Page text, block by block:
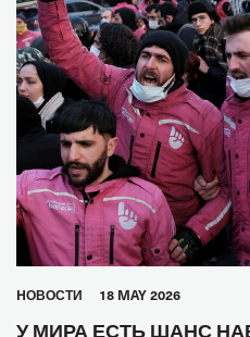
HОВОСТИ 18 MAY 2026
У МИРА ЕСТЬ ШАНС